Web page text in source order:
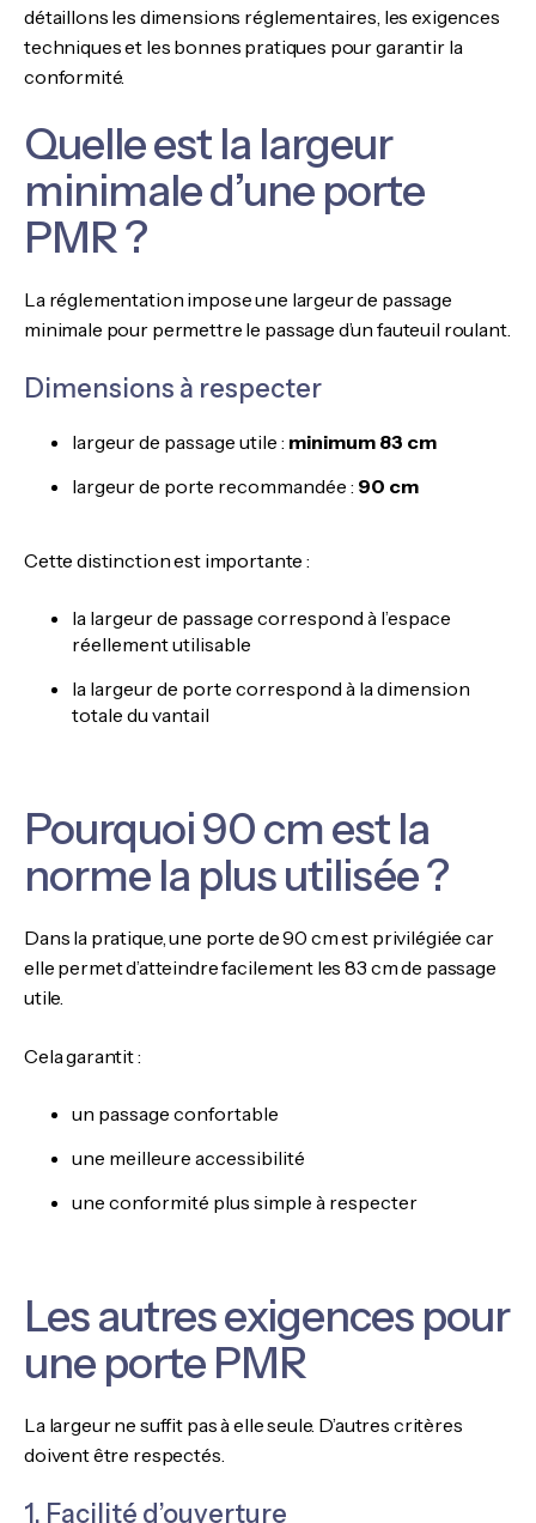
détaillons les dimensions réglementaires, les exigences
techniques et les bonnes pratiques pour garantir la
conformité.
Quelle est la largeur
minimale d’une porte
PMR ?
La réglementation impose une largeur de passage
minimale pour permettre le passage d’un fauteuil roulant.
Dimensions à respecter
largeur de passage utile : minimum 83 cm
largeur de porte recommandée : 90 cm
Cette distinction est importante :
la largeur de passage correspond à l’espace
réellement utilisable
la largeur de porte correspond à la dimension
totale du vantail
Pourquoi 90 cm est la
norme la plus utilisée ?
Dans la pratique, une porte de 90 cm est privilégiée car
elle permet d’atteindre facilement les 83 cm de passage
utile.
Cela garantit :
un passage confortable
une meilleure accessibilité
une conformité plus simple à respecter
Les autres exigences pour
une porte PMR
La largeur ne suffit pas à elle seule. D’autres critères
doivent être respectés.
1. Facilité d’ouverture